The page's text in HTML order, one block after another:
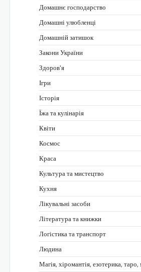
Домашнє господарство
Домашні улюбленці
Домашній затишок
Закони України
Здоров'я
Ігри
Історія
Їжа та кулінарія
Квіти
Космос
Краса
Культура та мистецтво
Кухня
Лікувальні засоби
Література та книжки
Логістика та транспорт
Людина
Магія, хіромантія, езотерика, таро,